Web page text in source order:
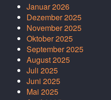
Januar 2026
Dezember 2025
November 2025
Oktober 2025
September 2025
August 2025
Juli 2025
Juni 2025
Mai 2025